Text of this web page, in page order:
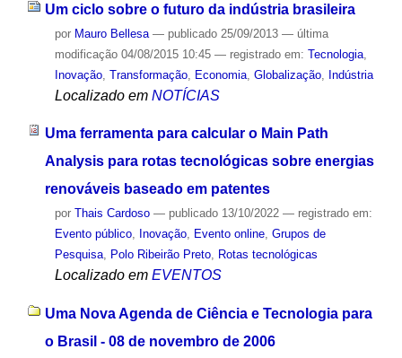
Um ciclo sobre o futuro da indústria brasileira
por Mauro Bellesa — publicado25/09/2013 — última
modificação04/08/2015 10:45 — registrado em: Tecnologia,
Inovação, Transformação, Economia, Globalização, Indústria
Localizado em NOTÍCIAS
Uma ferramenta para calcular o Main Path
Analysis para rotas tecnológicas sobre energias
renováveis baseado em patentes
por Thais Cardoso — publicado13/10/2022 — registrado em:
Evento público, Inovação, Evento online, Grupos de
Pesquisa, Polo Ribeirão Preto, Rotas tecnológicas
Localizado em EVENTOS
Uma Nova Agenda de Ciência e Tecnologia para
o Brasil - 08 de novembro de 2006